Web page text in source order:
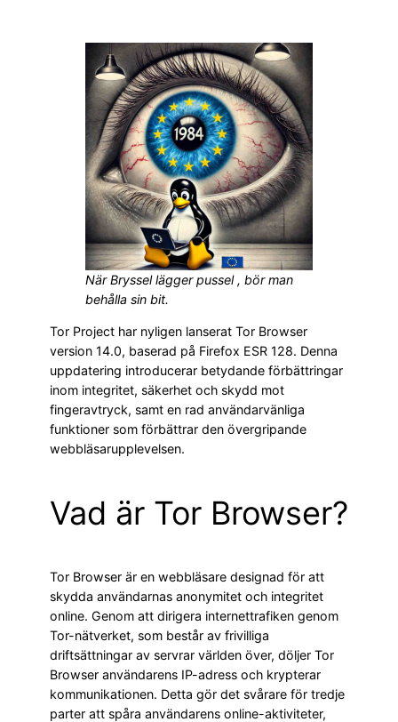
När Bryssel lägger pussel , bör man
behålla sin bit.
Tor Project har nyligen lanserat Tor Browser
version 14.0, baserad på Firefox ESR 128. Denna
uppdatering introducerar betydande förbättringar
inom integritet, säkerhet och skydd mot
fingeravtryck, samt en rad användarvänliga
funktioner som förbättrar den övergripande
webbläsarupplevelsen.
Vad är Tor Browser?
Tor Browser är en webbläsare designad för att
skydda användarnas anonymitet och integritet
online. Genom att dirigera internettrafiken genom
Tor-nätverket, som består av frivilliga
driftsättningar av servrar världen över, döljer Tor
Browser användarens IP-adress och krypterar
kommunikationen. Detta gör det svårare för tredje
parter att spåra användarens online-aktiviteter,